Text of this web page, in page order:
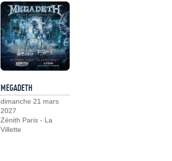
MEGADETH
dimanche 21 mars
2027
Zénith Paris - La
Villette